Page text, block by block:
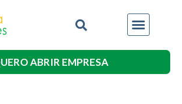
ABRIR EMPRESA